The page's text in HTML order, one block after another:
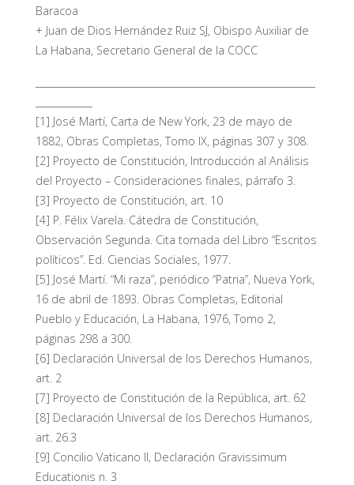
Baracoa
+ Juan de Dios Hernández Ruiz SJ, Obispo Auxiliar de
La Habana, Secretario General de la COCC
[1] José Martí, Carta de New York, 23 de mayo de
1882, Obras Completas, Tomo IX, páginas 307 y 308.
[2] Proyecto de Constitución, Introducción al Análisis
del Proyecto – Consideraciones finales, párrafo 3.
[3] Proyecto de Constitución, art. 10
[4] P. Félix Varela. Cátedra de Constitución,
Observación Segunda. Cita tomada del Libro “Escritos
políticos”. Ed. Ciencias Sociales, 1977.
[5] José Martí. “Mi raza”, periódico “Patria”, Nueva York,
16 de abril de 1893. Obras Completas, Editorial
Pueblo y Educación, La Habana, 1976, Tomo 2,
páginas 298 a 300.
[6] Declaración Universal de los Derechos Humanos,
art. 2
[7] Proyecto de Constitución de la República, art. 62
[8] Declaración Universal de los Derechos Humanos,
art. 26.3
[9] Concilio Vaticano II, Declaración Gravissimum
Educationis n. 3